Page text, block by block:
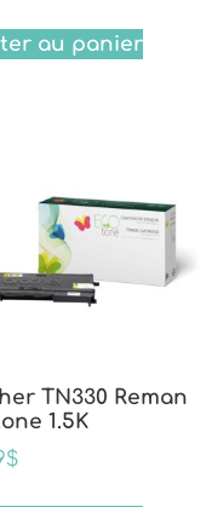
au panier
TN330 Reman
1.5K
$